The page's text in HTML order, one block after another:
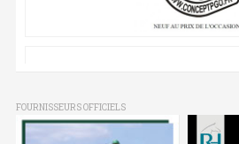
FOURNISSEURS OFFICIELS